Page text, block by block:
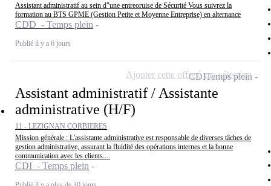
Assistant administratif au sein d"une entreoruise de Sécurité Vous suivrez la
formation au BTS GPME (Gestion Petite et Moyenne Entreprise) en alternance
CDD - Temps plein
Publié il y a 6 jours
Assistant administratif / Assistante
administrative (H/F)
11 - LEZIGNAN CORBIERES
Mission générale : L'assistante administrative est responsable de diverses tâches de
gestion administrative, assurant la fluidité des opérations internes et la bonne
communication avec les clients....
CDI - Temps plein
CDITemps plein
Ajouter cette offre à ma sélection